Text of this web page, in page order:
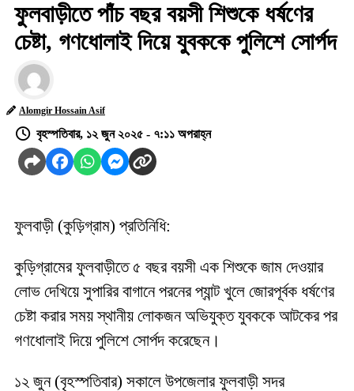
ফুলবাড়ীতে পাঁচ বছর বয়সী শিশুকে ধর্ষণের
চেষ্টা, গণধোলাই দিয়ে যুবককে পুলিশে সোর্পদ
Alomgir Hossain Asif
বৃহস্পতিবার, ১২ জুন ২০২৫ - ৭:১১ অপরাহ্ন
ফুলবাড়ী (কুড়িগ্রাম) প্রতিনিধি:
কুড়িগ্রামের ফুলবাড়ীতে ৫ বছর বয়সী এক শিশুকে জাম দেওয়ার
লোভ দেখিয়ে সুপারির বাগানে পরনের প্যান্ট খুলে জোরপূর্বক ধর্ষণের
চেষ্টা করার সময় স্থানীয় লোকজন অভিযুক্ত যুবককে আটকের পর
গণধোলাই দিয়ে পুলিশে সোর্পদ করেছেন।
১২ জুন (বৃহস্পতিবার) সকালে উপজেলার ফুলবাড়ী সদর